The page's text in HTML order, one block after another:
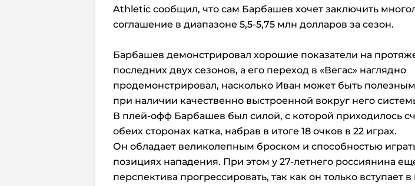
Athletic сообщил, что сам Барбашев хочет заключить
соглашение в диапазоне 5,5-5,75 млн долларов за сезон.
Барбашев демонстрировал хорошие показатели на
последних двух сезонов, а его переход в «Вегас» наглядно
продемонстрировал, насколько Иван может быть
при наличии качественно выстроенной вокруг него
В плей-офф Барбашев был силой, с которой приходилось
обеих сторонах катка, набрав в итоге 18 очков в 22 играх.
Он обладает великолепным броском и способностью
позициях нападения. При этом у 27-летнего россиянина
перспектива прогрессировать, так как он только вступает